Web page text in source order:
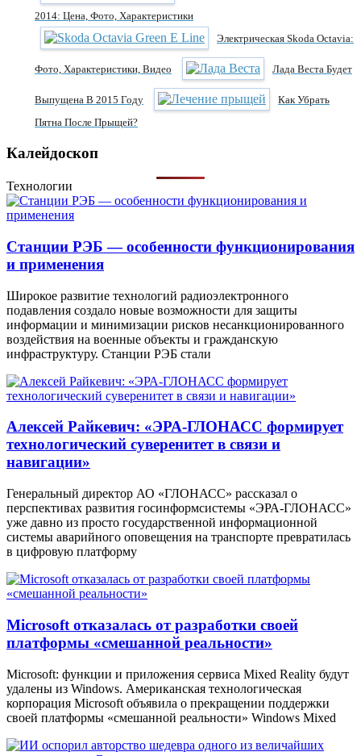
2014: Цена, Фото, Характеристики
Электрическая Skoda Octavia:
Фото, Характеристики, Видео Лада Веста Будет
Выпущена В 2015 Году
Как Убрать
Пятна После Прыщей?
Калейдоскоп
Технологии
Станции РЭБ — особенности функционирования
и применения
Широкое развитие технологий радиоэлектронного
подавления создало новые возможности для защиты
информации и минимизации рисков несанкционированного
воздействия на военные объекты и гражданскую
инфраструктуру. Станции РЭБ стали
Алексей Райкевич: «ЭРА-ГЛОНАСС формирует
технологический суверенитет в связи и
навигации»
Генеральный директор АО «ГЛОНАСС» рассказал о
перспективах развития госинформсистемы «ЭРА-ГЛОНАСС»
уже давно из просто государственной информационной
системы аварийного оповещения на транспорте превратилась
в цифровую платформу
Microsoft отказалась от разработки своей
платформы «смешанной реальности»
Microsoft: функции и приложения сервиса Mixed Reality будут
удалены из Windows. Американская технологическая
корпорация Microsoft объявила о прекращении поддержки
своей платформы «смешанной реальности» Windows Mixed